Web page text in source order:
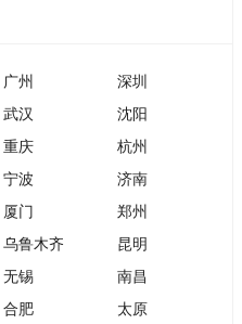
广州
深圳
武汉
沈阳
重庆
杭州
宁波
济南
厦门
郑州
乌鲁木齐
昆明
无锡
南昌
合肥
太原